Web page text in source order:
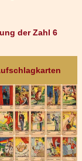
der Zahl 6